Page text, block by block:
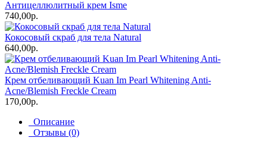
Антицеллюлитный крем Isme
740,00р.
Кокосовый скраб для тела Natural
640,00р.
Крем отбеливающий Kuan Im Pearl Whitening Anti-
Acne/Blemish Freckle Cream
170,00р.
Описание
Отзывы (0)